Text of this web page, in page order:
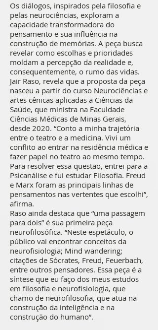
Os diálogos, inspirados pela filosofia e
pelas neurociências, exploram a
capacidade transformadora do
pensamento e sua influência na
construção de memórias. A peça busca
revelar como escolhas e prioridades
moldam a percepção da realidade e,
consequentemente, o rumo das vidas.
Jair Raso, revela que a proposta da peça
nasceu a partir do curso Neurociências e
artes cênicas aplicadas a Ciências da
Saúde, que ministra na Faculdade
Ciências Médicas de Minas Gerais,
desde 2020. “Conto a minha trajetória
entre o teatro e a medicina. Vivi um
conflito ao entrar na residência médica e
fazer papel no teatro ao mesmo tempo.
Para resolver essa questão, entrei para a
Psicanálise e fui estudar Filosofia. Freud
e Marx foram as principais linhas de
pensamentos nas vertentes que escolhi”,
afirma.
Raso ainda destaca que “uma passagem
para dois” é sua primeira peça
neurofilosófica. “Neste espetáculo, o
público vai encontrar conceitos da
neurofisiologia; Mind wandering;
citações de Sócrates, Freud, Feuerbach,
entre outros pensadores. Essa peça é a
síntese que eu faço dos meus estudos
em filosofia e neurofisiologia, que
chamo de neurofilosofia, que atua na
construção da inteligência e na
construção do humano”.